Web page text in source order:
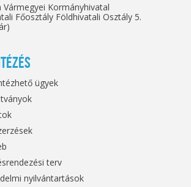
Vármegyei Kormányhivatal
Főosztály Földhivatali Osztály 5.
ügyek
terv
nyilvántartások